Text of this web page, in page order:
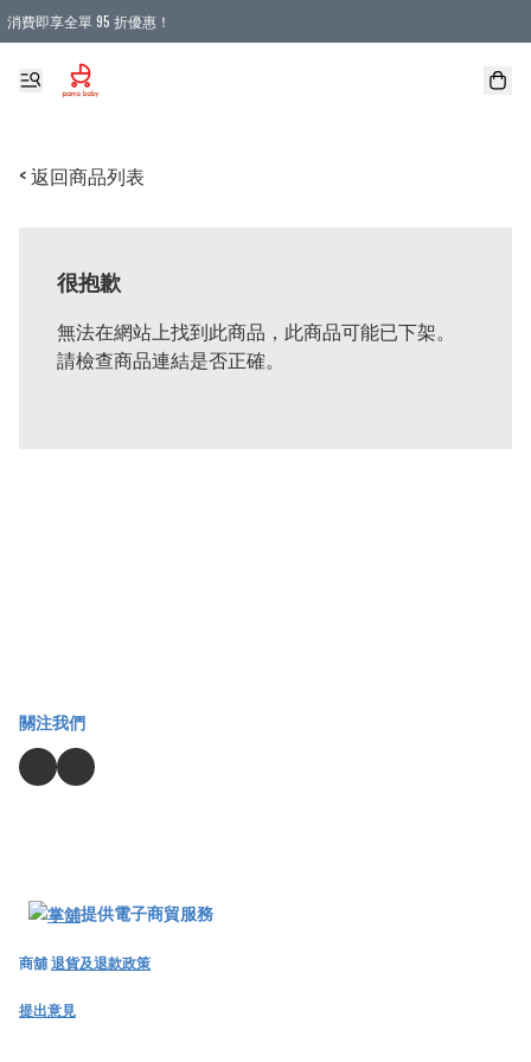
消費即享全單 95 折優惠！
購物滿 HKD 900.00即享免運費優惠！（適用於 本地送貨、本地取貨 )
< 返回商品列表
很抱歉
無法在網站上找到此商品，此商品可能已下架。
請檢查商品連結是否正確。
關注我們
提供電子商貿服務
商舖退貨及退款政策
提出意見